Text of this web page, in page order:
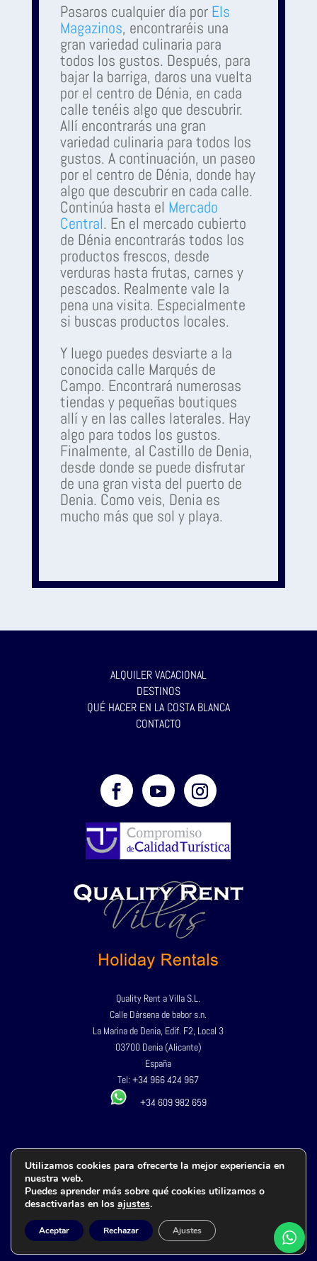
Pasaros cualquier día por Els
Magazinos, encontraréis una
gran variedad culinaria para
todos los gustos. Después, para
bajar la barriga, daros una vuelta
por el centro de Dénia, en cada
calle tenéis algo que descubrir.
Allí encontrarás una gran
variedad culinaria para todos los
gustos. A continuación, un paseo
por el centro de Dénia, donde hay
algo que descubrir en cada calle.
Continúa hasta el Mercado
Central. En el mercado cubierto
de Dénia encontrarás todos los
productos frescos, desde
verduras hasta frutas, carnes y
pescados. Realmente vale la
pena una visita. Especialmente
si buscas productos locales.
Y luego puedes desviarte a la
conocida calle Marqués de
Campo. Encontrará numerosas
tiendas y pequeñas boutiques
allí y en las calles laterales. Hay
algo para todos los gustos.
Finalmente, al Castillo de Denia,
desde donde se puede disfrutar
de una gran vista del puerto de
Denia. Como veis, Denia es
mucho más que sol y playa.
ALQUILER VACACIONAL
DESTINOS
QUÉ HACER EN LA COSTA BLANCA
CONTACTO
Quality Rent a Villa S.L.
Calle Dársena de babor s.n.
La Marina de Denia, Edif. F2, Local 3
03700 Denia (Alicante)
España
Tel: +34 966 424 967
+34 609 982 659
Política de privacidad
Política de cookies
Terminos y condiciones
Accesibilidad
Utilizamos cookies para ofrecerte la mejor experiencia en
nuestra web.
Puedes aprender más sobre qué cookies utilizamos o
desactivarlas en los ajustes.
Aceptar Rechazar Ajustes